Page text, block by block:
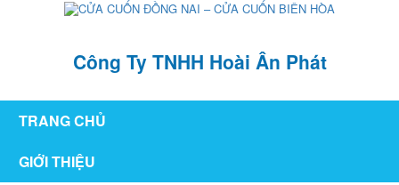
Công Ty TNHH Hoài Ân Phát
TRANG CHỦ
GIỚI THIỆU